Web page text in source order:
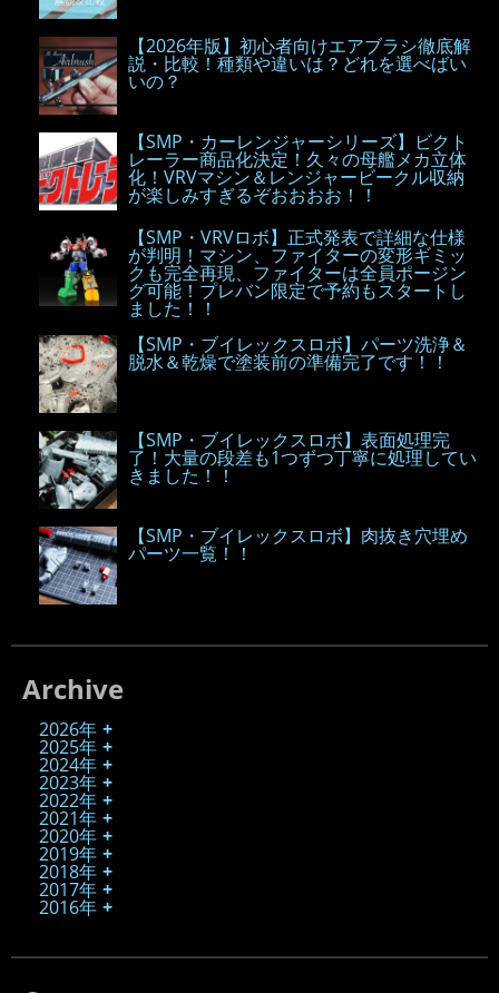
【2026年版】初心者向けエアブラシ徹底解
説・比較！種類や違いは？どれを選べばい
いの？
【SMP・カーレンジャーシリーズ】ビクト
レーラー商品化決定！久々の母艦メカ立体
化！VRVマシン＆レンジャービークル収納
が楽しみすぎるぞおおおお！！
【SMP・VRVロボ】正式発表で詳細な仕様
が判明！マシン、ファイターの変形ギミッ
クも完全再現、ファイターは全員ポージン
グ可能！プレバン限定で予約もスタートし
ました！！
【SMP・ブイレックスロボ】パーツ洗浄＆
脱水＆乾燥で塗装前の準備完了です！！
【SMP・ブイレックスロボ】表面処理完
了！大量の段差も1つずつ丁寧に処理してい
きました！！
【SMP・ブイレックスロボ】肉抜き穴埋め
パーツ一覧！！
Archive
2026年
2025年
2024年
2023年
2022年
2021年
2020年
2019年
2018年
2017年
2016年